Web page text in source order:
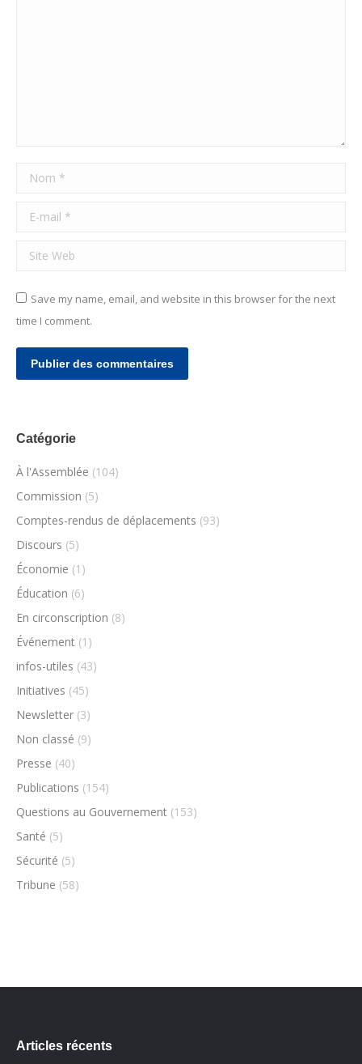
Nom *
E-mail *
Site Web
Save my name, email, and website in this browser for the next
time I comment.
Publier des commentaires
Catégorie
À l'Assemblée (104)
Commission (5)
Comptes-rendus de déplacements (93)
Discours (5)
Économie (1)
Éducation (6)
En circonscription (8)
Événement (1)
infos-utiles (43)
Initiatives (45)
Newsletter (3)
Non classé (9)
Presse (40)
Publications (154)
Questions au Gouvernement (153)
Santé (5)
Sécurité (5)
Tribune (58)
Articles récents